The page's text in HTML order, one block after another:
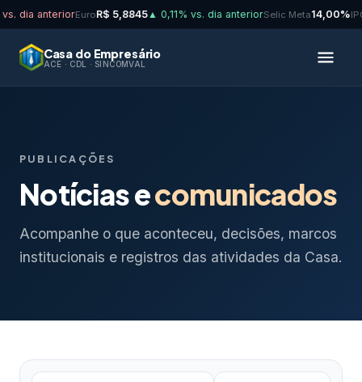
dia anteriorEuroR$ 5,8845▲ 0,11% vs. dia anteriorSelic Meta14,00%IPCA
Casa do Empresário
ACE · CDL · SINCOMVAL
PUBLICAÇÕES
Notícias ecomunicados
Acompanhe o que aconteceu, decisões, marcos
institucionais e registros das atividades da Casa.